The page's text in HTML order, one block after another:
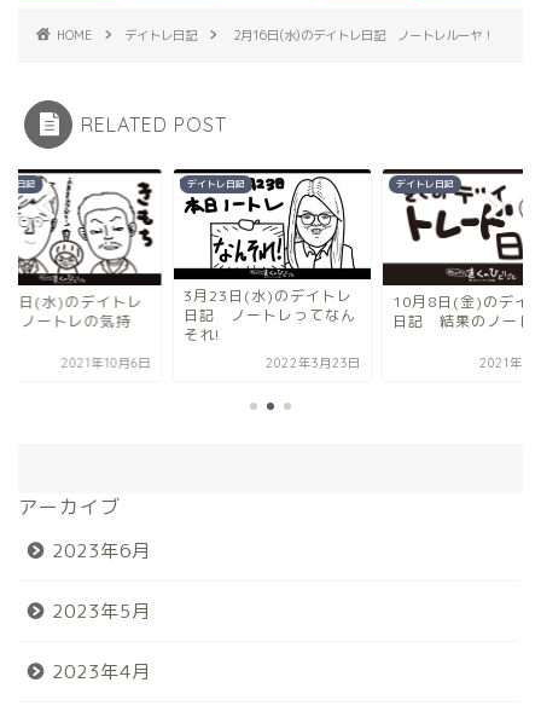
HOME デイトレ日記 2月16日(水)のデイトレ日記 ノートレルーヤ！
RELATED POST
レ日記
6日(水)のデイトレ
ノートレの気持
2021年10月6日
デイトレ日記
3月23日(水)のデイトレ
日記 ノートレってなん
それ!
2022年3月23日
デイトレ日記
10月8日(金)のデイ
日記 結果のノート
2021年10
アーカイブ
2023年6月
2023年5月
2023年4月